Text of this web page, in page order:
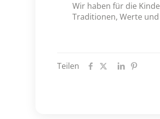
Wir haben für die
Traditionen, Werte
Teilen